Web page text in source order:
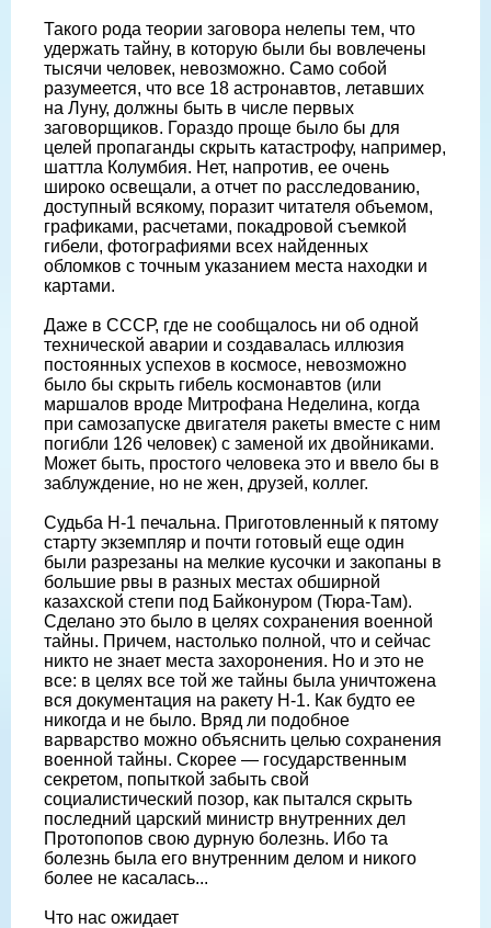
Такого рода теории заговора нелепы тем, что
удержать тайну, в которую были бы вовлечены
тысячи человек, невозможно. Само собой
разумеется, что все 18 астронавтов, летавших
на Луну, должны быть в числе первых
заговорщиков. Гораздо проще было бы для
целей пропаганды скрыть катастрофу, например,
шаттла Колумбия. Нет, напротив, ее очень
широко освещали, а отчет по расследованию,
доступный всякому, поразит читателя объемом,
графиками, расчетами, покадровой съемкой
гибели, фотографиями всех найденных
обломков с точным указанием места находки и
картами.
Даже в СССР, где не сообщалось ни об одной
технической аварии и создавалась иллюзия
постоянных успехов в космосе, невозможно
было бы скрыть гибель космонавтов (или
маршалов вроде Митрофана Неделина, когда
при самозапуске двигателя ракеты вместе с ним
погибли 126 человек) с заменой их двойниками.
Может быть, простого человека это и ввело бы в
заблуждение, но не жен, друзей, коллег.
Судьба Н-1 печальна. Приготовленный к пятому
старту экземпляр и почти готовый еще один
были разрезаны на мелкие кусочки и закопаны в
большие рвы в разных местах обширной
казахской степи под Байконуром (Тюра-Там).
Сделано это было в целях сохранения военной
тайны. Причем, настолько полной, что и сейчас
никто не знает места захоронения. Но и это не
все: в целях все той же тайны была уничтожена
вся документация на ракету Н-1. Как будто ее
никогда и не было. Вряд ли подобное
варварство можно объяснить целью сохранения
военной тайны. Скорее — государственным
секретом, попыткой забыть свой
социалистический позор, как пытался скрыть
последний царский министр внутренних дел
Протопопов свою дурную болезнь. Ибо та
болезнь была его внутренним делом и никого
более не касалась...
Что нас ожидает